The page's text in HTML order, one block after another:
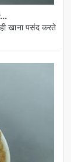
खाना पसंद करते